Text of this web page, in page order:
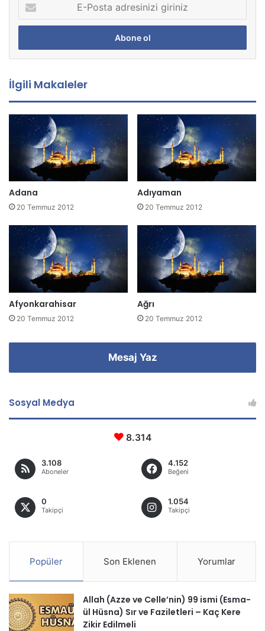
P
s
a
d
r
e
s
z
g
i
i
İlgili Makaleler
Adana
20 Temmuz 2012
Adıyaman
20 Temmuz 2012
Afyonkarahisar
20 Temmuz 2012
Ağrı
20 Temmuz 2012
Mesaj Yaz
Sosyal Medya
8.314
3.108
Aboneler
4.152
Beğeni
0
Takipçi
1.054
Takipçi
Popüler Son Eklenen Yorumlar
Allah (Azze ve Celle’nin) 99 ismi (Esma-
ül Hüsna) Sır ve Faziletleri – Kaç Kere
Zikir Edilmeli